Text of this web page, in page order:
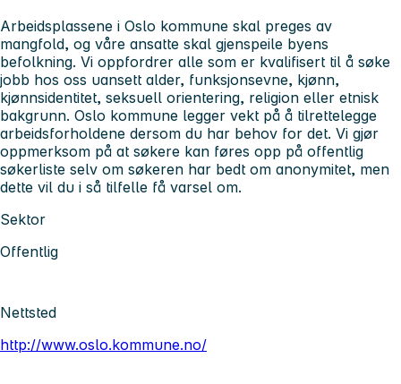
Arbeidsplassene i Oslo kommune skal preges av
mangfold, og våre ansatte skal gjenspeile byens
befolkning. Vi oppfordrer alle som er kvalifisert til å søke
jobb hos oss uansett alder, funksjonsevne, kjønn,
kjønnsidentitet, seksuell orientering, religion eller etnisk
bakgrunn. Oslo kommune legger vekt på å tilrettelegge
arbeidsforholdene dersom du har behov for det. Vi gjør
oppmerksom på at søkere kan føres opp på offentlig
søkerliste selv om søkeren har bedt om anonymitet, men
dette vil du i så tilfelle få varsel om.
Sektor
Offentlig
Nettsted
http://www.oslo.kommune.no/